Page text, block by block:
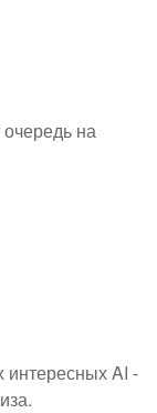
на
интересных AI -